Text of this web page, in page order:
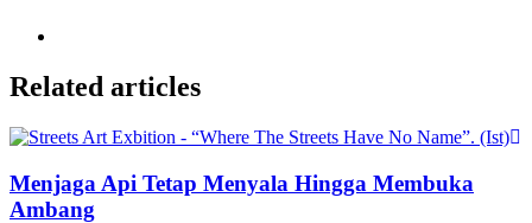
Related articles
Menjaga Api Tetap Menyala Hingga Membuka
Ambang